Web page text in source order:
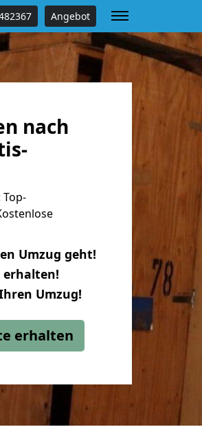
Angebot
nach
Umzug geht!
erhalten!
Umzug!
erhalten